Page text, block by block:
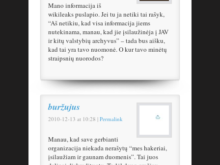
Mano informacija iš
wikileaks puslapio. Jei tu ja netiki tai rašyk,
“Aš netikiu, kad visa informacija jiems
nutekinama, manau, kad jie įsilaužinėja į JAV
ir kitų valstybių archyvus” – tada bus aišku,
kad tai yra tavo nuomonė. O kur tavo minėtų
straipsnių nuorodos?
buržujus
2010-12-13 at 10:28 | Permalink
Manau, kad save gerbianti
organizacija niekada nerašytų “mes hakeriai,
įsilaužiam ir gaunam duomenis”. Tai juos